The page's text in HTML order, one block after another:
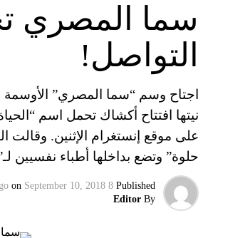
سما المصري
التواصل!
اجتاح وسم “سما المصري” الأوسمة
نيتها افتتاح أكشاك تحمل اسم
على موقع إنستغرام الإثنين. وقالت
حلوة” وتضع بداخلها أطباء نفسيين
Published
8 years ago
on September 10, 2018
By
Editor